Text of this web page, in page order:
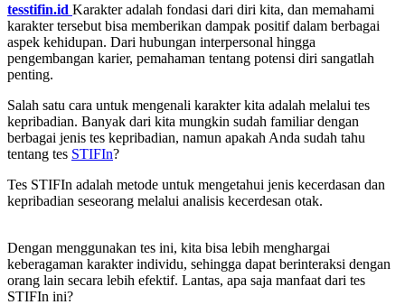
tesstifin.id Karakter adalah fondasi dari diri kita, dan memahami
karakter tersebut bisa memberikan dampak positif dalam berbagai
aspek kehidupan. Dari hubungan interpersonal hingga
pengembangan karier, pemahaman tentang potensi diri sangatlah
penting.
Salah satu cara untuk mengenali karakter kita adalah melalui tes
kepribadian. Banyak dari kita mungkin sudah familiar dengan
berbagai jenis tes kepribadian, namun apakah Anda sudah tahu
tentang tes STIFIn?
Tes STIFIn adalah metode untuk mengetahui jenis kecerdasan dan
kepribadian seseorang melalui analisis kecerdesan otak.
Dengan menggunakan tes ini, kita bisa lebih menghargai
keberagaman karakter individu, sehingga dapat berinteraksi dengan
orang lain secara lebih efektif. Lantas, apa saja manfaat dari tes
STIFIn ini?